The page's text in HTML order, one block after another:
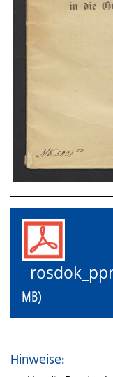
MB)
Hinweise: